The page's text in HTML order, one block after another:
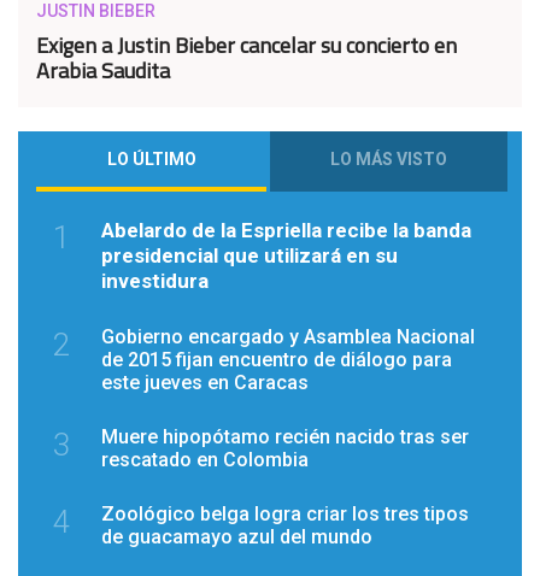
JUSTIN BIEBER
Exigen a Justin Bieber cancelar su concierto en
Arabia Saudita
LO ÚLTIMO LO MÁS VISTO
1
Abelardo de la Espriella recibe la banda
presidencial que utilizará en su
investidura
2
Gobierno encargado y Asamblea Nacional
de 2015 fijan encuentro de diálogo para
este jueves en Caracas
3
Muere hipopótamo recién nacido tras ser
rescatado en Colombia
4
Zoológico belga logra criar los tres tipos
de guacamayo azul del mundo